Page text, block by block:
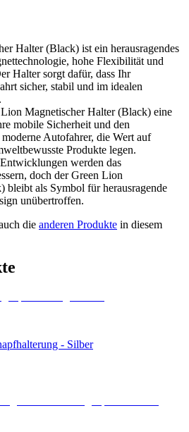
Halter (Black) ist ein herausragendes
hohe Flexibilität und
Halter sorgt dafür, dass Ihr
sicher, stabil und im idealen
Magnetischer Halter (Black) eine
mobile Sicherheit und den
Autofahrer, die Wert auf
Produkte legen.
werden das
doch der Green Lion
bleibt als Symbol für herausragende
unübertroffen.
die anderen Produkte in diesem
- Silber